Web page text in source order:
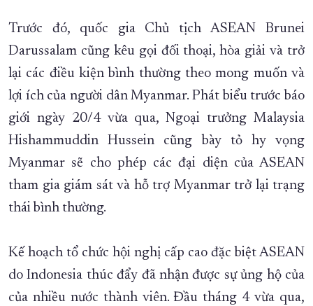
Trước đó, quốc gia Chủ tịch ASEAN Brunei
Darussalam cũng kêu gọi đối thoại, hòa giải và trở
lại các điều kiện bình thường theo mong muốn và
lợi ích của người dân Myanmar. Phát biểu trước báo
giới ngày 20/4 vừa qua, Ngoại trưởng Malaysia
Hishammuddin Hussein cũng bày tỏ hy vọng
Myanmar sẽ cho phép các đại diện của ASEAN
tham gia giám sát và hỗ trợ Myanmar trở lại trạng
thái bình thường.
Kế hoạch tổ chức hội nghị cấp cao đặc biệt ASEAN
do Indonesia thúc đẩy đã nhận được sự ủng hộ của
của nhiều nước thành viên. Đầu tháng 4 vừa qua,